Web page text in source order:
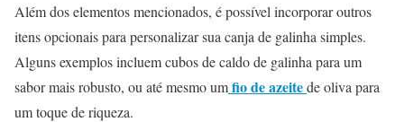
Além dos elementos mencionados, é possível incorporar outros
itens opcionais para personalizar sua canja de galinha simples.
Alguns exemplos incluem cubos de caldo de galinha para um
sabor mais robusto, ou até mesmo umfio de azeitede oliva para
um toque de riqueza.